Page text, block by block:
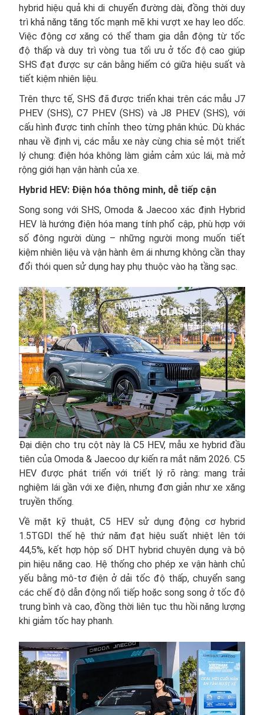
hybrid hiệu quả khi di chuyển đường dài, đồng thời duy
trì khả năng tăng tốc mạnh mẽ khi vượt xe hay leo dốc.
Việc động cơ xăng có thể tham gia dẫn động từ tốc
độ thấp và duy trì vòng tua tối ưu ở tốc độ cao giúp
SHS đạt được sự cân bằng hiếm có giữa hiệu suất và
tiết kiệm nhiên liệu.
Trên thực tế, SHS đã được triển khai trên các mẫu J7
PHEV (SHS), C7 PHEV (SHS) và J8 PHEV (SHS), với
cấu hình được tinh chỉnh theo từng phân khúc. Dù khác
nhau về định vị, các mẫu xe này cùng chia sẻ một triết
lý chung: điện hóa không làm giảm cảm xúc lái, mà mở
rộng giới hạn vận hành của xe.
Hybrid HEV: Điện hóa thông minh, dễ tiếp cận
Song song với SHS, Omoda & Jaecoo xác định Hybrid
HEV là hướng điện hóa mang tính phổ cập, phù hợp với
số đông người dùng – những người mong muốn tiết
kiệm nhiên liệu và vận hành êm ái nhưng không cần thay
đổi thói quen sử dụng hay phụ thuộc vào hạ tầng sạc.
Đại diện cho trụ cột này là C5 HEV, mẫu xe hybrid đầu
tiên của Omoda & Jaecoo dự kiến ra mắt năm 2026. C5
HEV được phát triển với triết lý rõ ràng: mang trải
nghiệm lái gần với xe điện, nhưng đơn giản như xe xăng
truyền thống.
Về mặt kỹ thuật, C5 HEV sử dụng động cơ hybrid
1.5TGDI thế hệ thứ năm đạt hiệu suất nhiệt lên tới
44,5%, kết hợp hộp số DHT hybrid chuyên dụng và bộ
pin hiệu năng cao. Hệ thống cho phép xe vận hành chủ
yếu bằng mô-tơ điện ở dải tốc độ thấp, chuyển sang
các chế độ dẫn động nối tiếp hoặc song song ở tốc độ
trung bình và cao, đồng thời liên tục thu hồi năng lượng
khi giảm tốc hay phanh.